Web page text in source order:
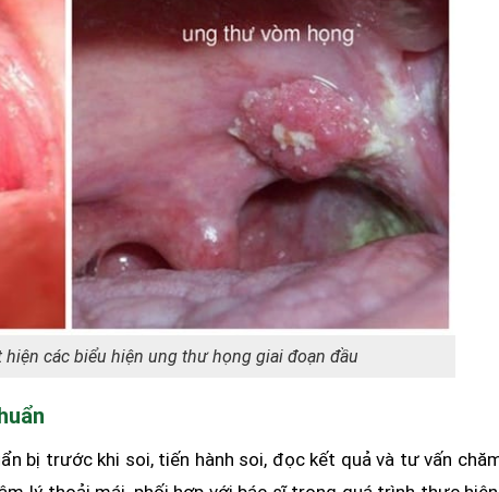
các biểu hiện ung thư họng giai đoạn đầu
bị trước khi soi, tiến hành soi, đọc kết quả và tư vấn